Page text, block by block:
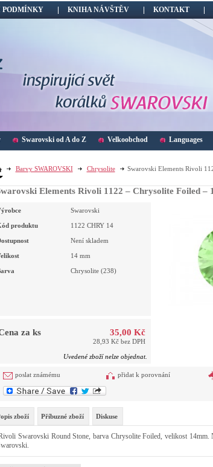
PODMÍNKY KNIHA NÁVŠTĚV KONTAKT
Swarovski od A do Z Velkoobchod Languages
Barvy SWAROVSKI Chrysolite Swarovski Elements Rivoli
Elements Rivoli 1122 – Chrysolite Foiled –
Swarovski
produktu 1122 CHRY 14
Není skladem
14mm
Chrysolite (238)
za ks 35,00 Kč
28,93 Kč bez DPH
Uvedené zboží nelze objednat.
poslat známému přidat k porovnání
zboží Příbuzné zboží Diskuse
Swarovski Round Stone, barva Chrysolite Foiled, velikost 14mm.